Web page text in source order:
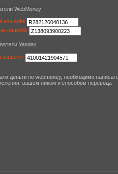
WebMoney
кошелёк
кошелёк
Yandex
кошелёк
деньги по webmoney, необходимо
вашем ником и способом перевода